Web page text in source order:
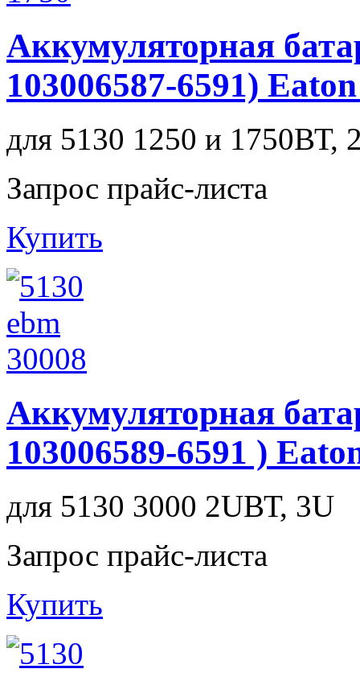
Аккумуляторная
103006587-6591)
для 5130 1250 и 1750ВТ,
Запрос прайс-листа
Купить
Аккумуляторная
103006589-6591 )
для 5130 3000 2UВТ, 3U
Запрос прайс-листа
Купить